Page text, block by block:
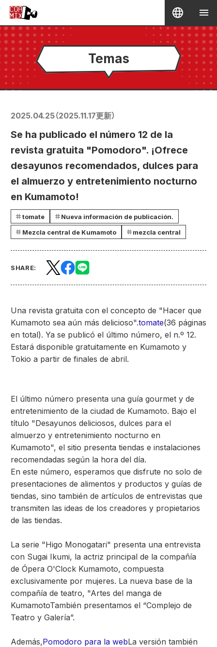
Temas
2025.04.25（2025.11.17更新）
Se ha publicado el número 12 de la
revista gratuita "Pomodoro". ¡Ofrece
desayunos recomendados, dulces para
el almuerzo y entretenimiento nocturno
en Kumamoto!
tomate
Nueva información de publicación.
Mezcla central de Kumamoto
mezcla central
SHARE:
Una revista gratuita con el concepto de "Hacer que
Kumamoto sea aún más delicioso".tomate(36 páginas
en total). Ya se publicó el último número, el n.º 12.
Estará disponible gratuitamente en Kumamoto y
Tokio a partir de finales de abril.
El último número presenta una guía gourmet y de
entretenimiento de la ciudad de Kumamoto. Bajo el
título "Desayunos deliciosos, dulces para el
almuerzo y entretenimiento nocturno en
Kumamoto", el sitio presenta tiendas e instalaciones
recomendadas según la hora del día.
En este número, esperamos que disfrute no solo de
presentaciones de alimentos y productos y guías de
tiendas, sino también de artículos de entrevistas que
transmiten las ideas de los creadores y propietarios
de las tiendas.
La serie "Higo Monogatari" presenta una entrevista
con Sugai Ikumi, la actriz principal de la compañía
de Ópera O'Clock Kumamoto, compuesta
exclusivamente por mujeres. La nueva base de la
compañía de teatro, "Artes del manga de
KumamotoTambién presentamos el “Complejo de
Teatro y Galería”.
Además,Pomodoro para la webLa versión también